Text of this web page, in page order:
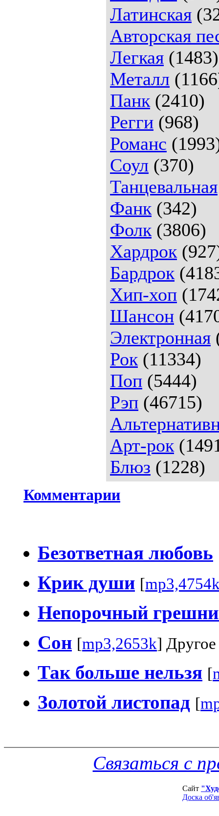
Латинская
Авторская
Легкая (1483)
Металл
Панк (2410)
Регги (968)
Романс
Соул (370)
Танцевальная
Фанк (342)
Фолк (3806)
Хардрок
Бардрок
Хип-хоп
Шансон
Электронная
Рок (11334)
Поп (5444)
Рэп (46715)
Арт-рок
Блюз (1228)
Комментарии
Безответная любовь
Крик души [
Непорочный
Сон [mp3,2653k] Другое
Так больше нельзя [
Золотой листопад [
Связаться с
Сайт
Доска